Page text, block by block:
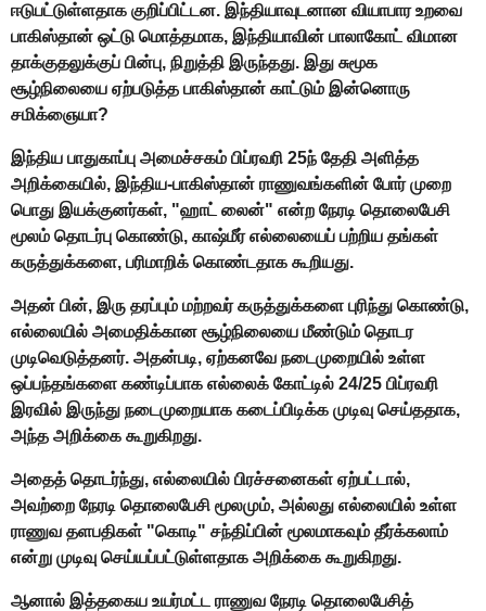
ஈடுபட்டுள்ளதாக குறிப்பிட்டன. இந்தியாவுடனான வியாபார உறவை
பாகிஸ்தான் ஒட்டு மொத்தமாக, இந்தியாவின் பாலாகோட் விமான
தாக்குதலுக்குப் பின்பு, நிறுத்தி இருந்தது. இது சுமூக
சூழ்நிலையை ஏற்படுத்த பாகிஸ்தான் காட்டும் இன்னொரு
சமிக்ஞையா?
இந்திய பாதுகாப்பு அமைச்சகம் பிப்ரவரி 25ந் தேதி அளித்த
அறிக்கையில், இந்திய-பாகிஸ்தான் ராணுவங்களின் போர் முறை
பொது இயக்குனர்கள், "ஹாட் லைன்" என்ற நேரடி தொலைபேசி
மூலம் தொடர்பு கொண்டு, காஷ்மீர் எல்லையைப் பற்றிய தங்கள்
கருத்துக்களை, பரிமாறிக் கொண்டதாக கூறியது.
அதன் பின், இரு தரப்பும் மற்றவர் கருத்துக்களை புரிந்து கொண்டு,
எல்லையில் அமைதிக்கான சூழ்நிலையை மீண்டும் தொடர
முடிவெடுத்தனர். அதன்படி, ஏற்கனவே நடைமுறையில் உள்ள
ஒப்பந்தங்களை கண்டிப்பாக எல்லைக் கோட்டில் 24/25 பிப்ரவரி
இரவில் இருந்து நடைமுறையாக கடைப்பிடிக்க முடிவு செய்ததாக,
அந்த அறிக்கை கூறுகிறது.
அதைத் தொடர்ந்து, எல்லையில் பிரச்சனைகள் ஏற்பட்டால்,
அவற்றை நேரடி தொலைபேசி மூலமும், அல்லது எல்லையில் உள்ள
ராணுவ தளபதிகள் "கொடி" சந்திப்பின் மூலமாகவும் தீர்க்கலாம்
என்று முடிவு செய்யப்பட்டுள்ளதாக அறிக்கை கூறுகிறது.
ஆனால் இத்தகைய உயர்மட்ட ராணுவ நேரடி தொலைபேசித்